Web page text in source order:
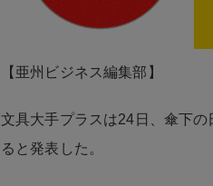
【亜州ビジネス編集部】
文具大手プラスは24日、傘下
ると発表した。